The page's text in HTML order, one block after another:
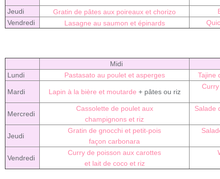
Jeudi Gratin de pâtes aux poireaux et chorizo
Vendredi
Lasagne au saumon et épinards
Midi
Lundi
Pastasato au poulet et asperges Tajine
Mardi Lapin à la bière et moutarde + pâtes ou riz
Mercredi
Cassolette de poulet aux
champignons et riz
Salade
Jeudi
Gratin de gnocchi et petit-pois
façon carbonara
Vendredi
Curry de poisson aux carottes
et lait de coco et riz